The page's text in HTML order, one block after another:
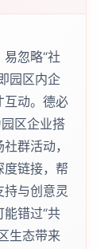
忽略“社
园区内企
互动。德必
区企业搭
群活动，
度链接，帮
与创意灵
错过“共
生态带来